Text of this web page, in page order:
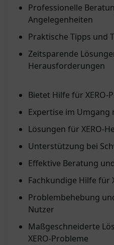
Professionelle
Angelegenheiten
Praktische Tipps und
Zeitsparende
Herausforderungen
Bietet Hilfe für XERO-
Expertise im Umgang
Lösungen für XERO-
Unterstützung bei
Effektive Beratung
Fachkundige Hilfe für
Problembehebung
Nutzer
Maßgeschneiderte
XERO-Probleme